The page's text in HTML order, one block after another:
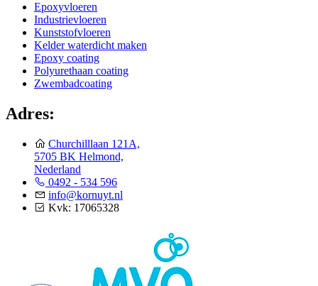
Epoxyvloeren
Industrievloeren
Kunststofvloeren
Kelder waterdicht maken
Epoxy coating
Polyurethaan coating
Zwembadcoating
Adres:
Churchilllaan 121A,
5705 BK Helmond,
Nederland
0492 - 534 596
info@kornuyt.nl
Kvk: 17065328